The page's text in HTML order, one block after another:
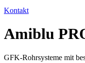
Kontakt
Amiblu
GFK-Rohrsysteme mit